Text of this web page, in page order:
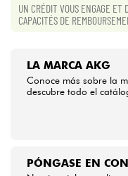
UN CRÉDIT VOUS ENGAGE ET
CAPACITÉS DE
LA MARCA AKG
Conoce más sobre la
descubre todo el
PÓNGASE EN